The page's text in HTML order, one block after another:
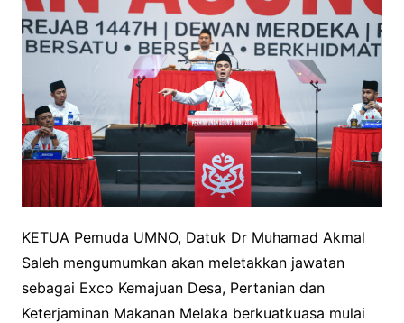
KETUA Pemuda UMNO, Datuk Dr Muhamad Akmal
Saleh mengumumkan akan meletakkan jawatan
sebagai Exco Kemajuan Desa, Pertanian dan
Keterjaminan Makanan Melaka berkuatkuasa mulai